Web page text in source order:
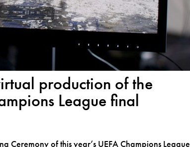
production of the
League final
of this year’s UEFA Champions League